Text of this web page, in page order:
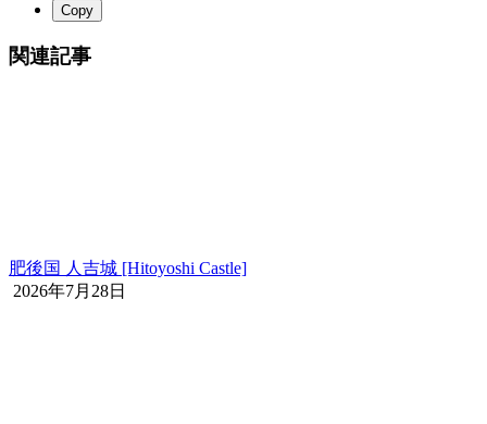
Copy
関連記事
肥後国 人吉城 [Hitoyoshi Castle]
2026年7月28日